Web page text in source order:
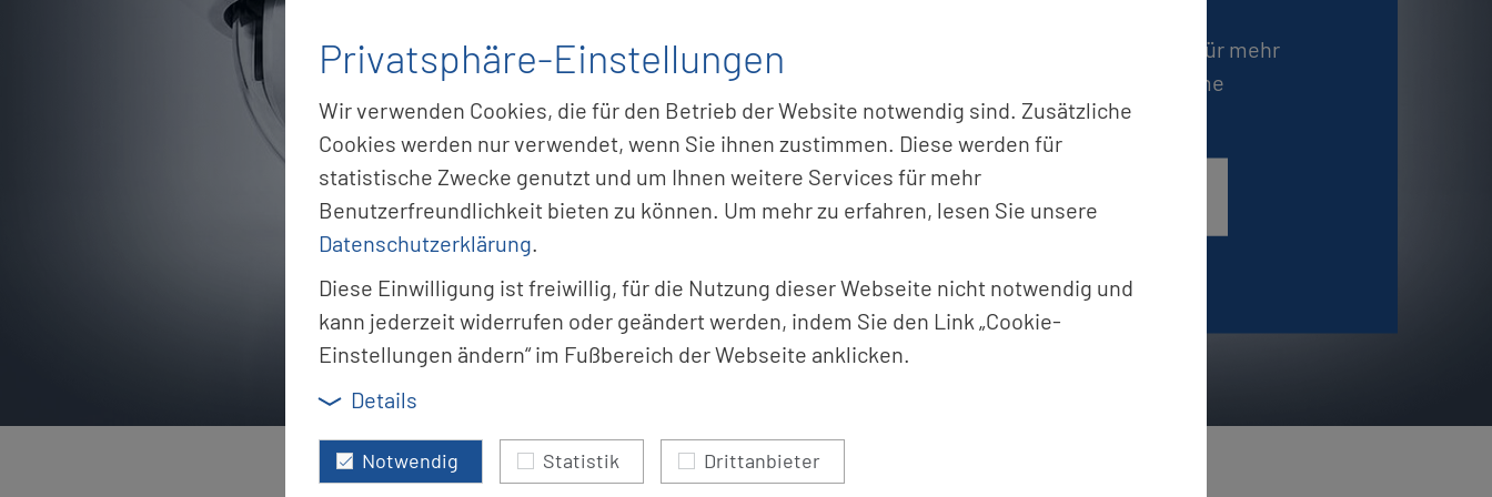
In­tel­li­gen­te Vi­deo­über­wa­chung für mehr
Si­cher­heit und we­ni­ger Fehl­alar­me
Zu un­se­ren Pro­duk­ten
Privatsphäre-Einstellungen
Wir verwenden Cookies, die für den Betrieb der Website notwendig sind. Zusätzliche
Cookies werden nur verwendet, wenn Sie ihnen zustimmen. Diese werden für
statistische Zwecke genutzt und um Ihnen weitere Services für mehr
Benutzerfreundlichkeit bieten zu können. Um mehr zu erfahren, lesen Sie unsere
Datenschutzerklärung.
Diese Einwilligung ist freiwillig, für die Nutzung dieser Webseite nicht notwendig und
kann jederzeit widerrufen oder geändert werden, indem Sie den Link „Cookie-
Einstellungen ändern“ im Fußbereich der Webseite anklicken.
Details
Notwendig Statistik Drittanbieter